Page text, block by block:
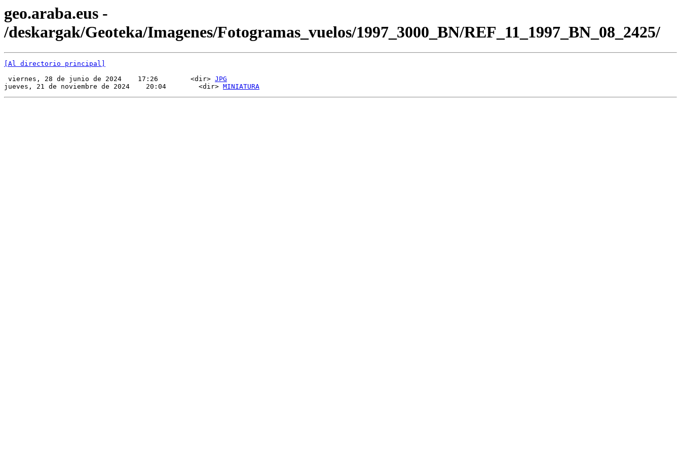
geo.araba.eus -
/deskargak/Geoteka/Imagenes/Fotogramas_vuelos/1997_3000_BN/REF_11_1997_BN_08_2425/
[Al directorio principal]
viernes, 28 de junio de 2024    17:26        <dir> JPG
jueves, 21 de noviembre de 2024    20:04        <dir> MINIATURA